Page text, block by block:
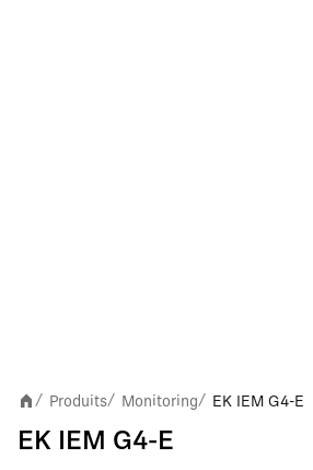
/ Produits/ Monitoring/ EK IEM G4-E
EK IEM G4-E